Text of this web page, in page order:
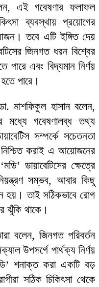
এই গবেষণার ফলাফল
ব্যবস্থায় প্রয়োগের
তবে এটি ইঙ্গিত দেয়
জিনগত ধরন বিশ্বের
এবং বিদ্যমান নির্ণয়
পারে।
মাশফিকুল হাসান বলেন,
মধ্যে গবেষণালব্ধ তথ্য
সম্পর্কে সচেতনতা
করাই এ আয়োজনের
ডায়াবেটিসের ক্ষেত্রে
সম্ভব, আবার কিছু
হয়। তাই সঠিকভাবে রোগ
ঝুঁকি থাকে।
বলেন, জিনগত পরিবর্তন
উপসর্গে পার্থক্য নির্ণয়
শনাক্ত করা একটি বড়
সঠিক চিকিৎসা থেকে